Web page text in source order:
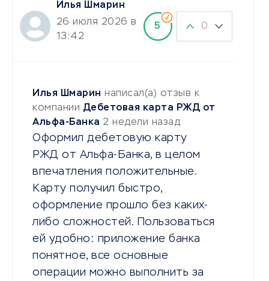
Илья Шмарин
26 июля 2026 в
13:42
5 0
Илья Шмарин написал(а) отзыв к
компании Дебетовая карта РЖД от
Альфа-Банка 2 недели назад
Оформил дебетовую карту
РЖД от Альфа-Банка, в целом
впечатления положительные.
Карту получил быстро,
оформление прошло без каких-
либо сложностей. Пользоваться
ей удобно: приложение банка
понятное, все основные
операции можно выполнить за